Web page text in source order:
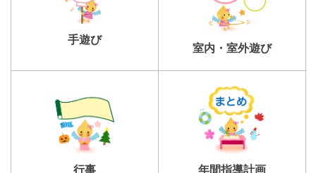
手遊び
室内・室外遊び
行事 年間指導計画